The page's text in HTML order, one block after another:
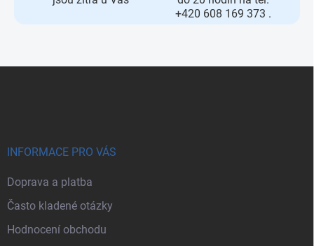
+420 608 169 373 .
INFORMACE PRO VÁS
Doprava a platba
Často kladené otázky
Hodnocení obchodu